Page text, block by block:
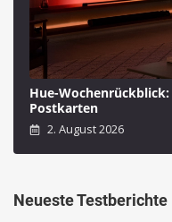
Hue-
Postkarten
2. August 2026
Neueste Testberichte